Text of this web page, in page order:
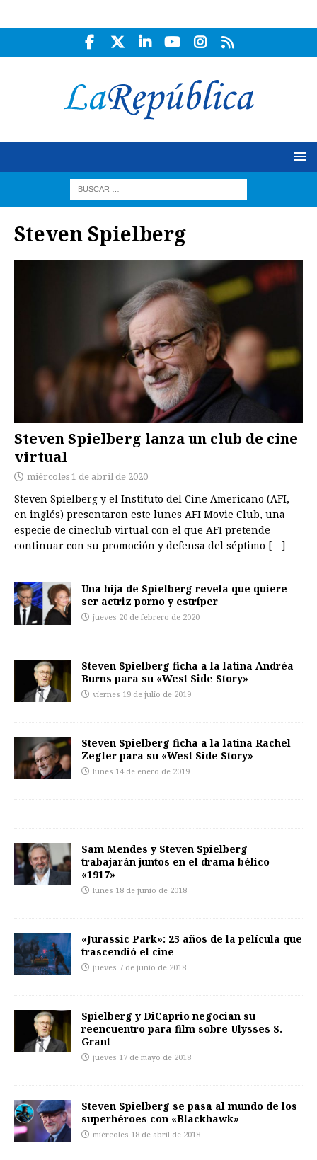
Steven Spielberg
Steven Spielberg lanza un club de cine
virtual
miércoles 1 de abril de 2020
Steven Spielberg y el Instituto del Cine Americano (AFI,
en inglés) presentaron este lunes AFI Movie Club, una
especie de cineclub virtual con el que AFI pretende
continuar con su promoción y defensa del séptimo […]
Una hija de Spielberg revela que quiere
ser actriz porno y estríper
jueves 20 de febrero de 2020
Steven Spielberg ficha a la latina Andréa
Burns para su «West Side Story»
viernes 19 de julio de 2019
Steven Spielberg ficha a la latina Rachel
Zegler para su «West Side Story»
lunes 14 de enero de 2019
Sam Mendes y Steven Spielberg
trabajarán juntos en el drama bélico
«1917»
lunes 18 de junio de 2018
«Jurassic Park»: 25 años de la película que
trascendió el cine
jueves 7 de junio de 2018
Spielberg y DiCaprio negocian su
reencuentro para film sobre Ulysses S.
Grant
jueves 17 de mayo de 2018
Steven Spielberg se pasa al mundo de los
superhéroes con «Blackhawk»
miércoles 18 de abril de 2018